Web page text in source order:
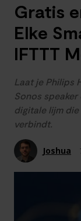
Gratis
Elke
IFTTT
Laat je Philips
Sonos
digitale lijm
verbindt.
Joshua